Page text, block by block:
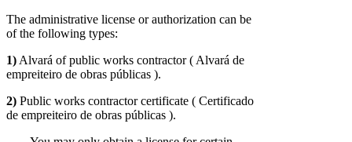
The administrative license or authorization can be
of the following types:
1) Alvará of public works contractor ( Alvará de
empreiteiro de obras públicas ).
2) Public works contractor certificate ( Certificado
de empreiteiro de obras públicas ).